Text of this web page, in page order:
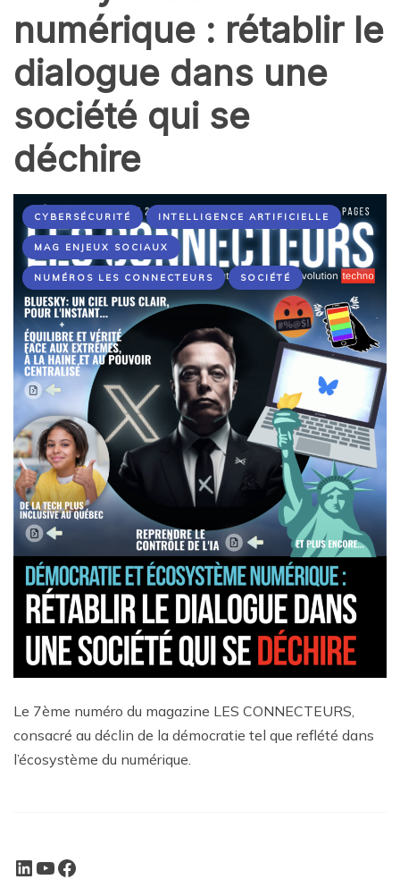
numérique : rétablir le
dialogue dans une
société qui se
déchire
CYBERSÉCURITÉ INTELLIGENCE ARTIFICIELLE
MAG ENJEUX SOCIAUX
NUMÉROS LES CONNECTEURS SOCIÉTÉ
Le 7ème numéro du magazine LES CONNECTEURS,
consacré au déclin de la démocratie tel que reflété dans
l’écosystème du numérique.